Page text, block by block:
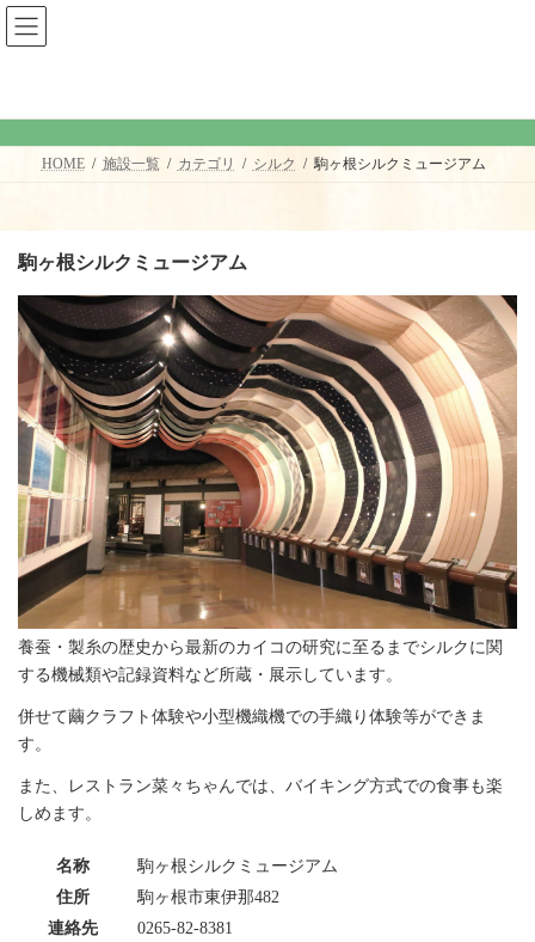
コ
ン
テ
へ
ナ
ビ
ゲ
ョ
HOME 施設一覧 カテゴリ シルク 駒ヶ根シルクミュージアム
駒ヶ根シルクミュージアム
養蚕・製糸の歴史から最新のカイコの研究に至るまでシルクに関
する機械類や記録資料など所蔵・展示しています。
併せて繭クラフト体験や小型機織機での手織り体験等ができま
す。
また、レストラン菜々ちゃんでは、バイキング方式での食事も楽
しめます。
名称
駒ヶ根シルクミュージアム
住所
駒ヶ根市東伊那482
連絡先
0265-82-8381